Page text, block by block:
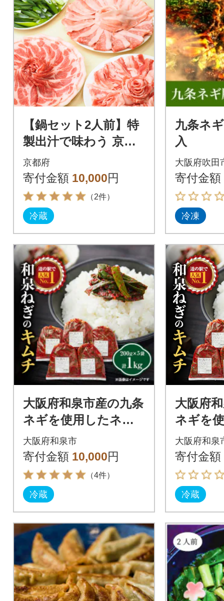
【鍋セット2人前】特
製出汁で味わう 京丹
波高原豚と九条ねぎの
豚しゃぶセット お取
り寄せグルメ
京都府
寄付金額 10,000円
（2件）
冷蔵
九条ネ
入
大阪府吹田
寄付金額
冷凍
大阪府和泉市産の九条
ネギを使用したネギ
キムチ(200g入×5袋)。
道の駅オリジナルキ
ムチです。
大阪府和泉市
寄付金額 10,000円
（4件）
冷蔵
大阪府
ネギを
キムチ
道の駅
ムチで
大阪府和泉
寄付金額
冷蔵